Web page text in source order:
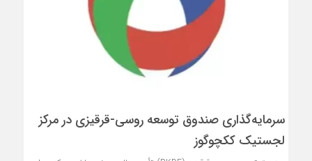
سرمایه‌گذاری صندوق توسعه روسی-قرقیزی در مرکز
لجستیک ککچوگوز